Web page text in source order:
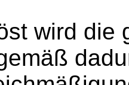
wird die